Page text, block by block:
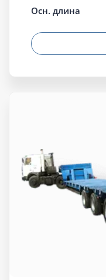
Осн. длина